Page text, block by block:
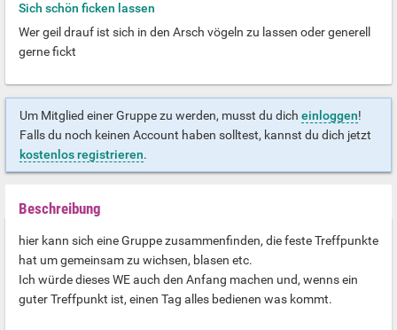
Sich schön ficken lassen
Wer geil drauf ist sich in den Arsch vögeln zu lassen oder generell
gerne fickt
Um Mitglied einer Gruppe zu werden, musst du dich einloggen!
Falls du noch keinen Account haben solltest, kannst du dich jetzt
kostenlos registrieren.
Beschreibung
hier kann sich eine Gruppe zusammenfinden, die feste Treffpunkte
hat um gemeinsam zu wichsen, blasen etc.
Ich würde dieses WE auch den Anfang machen und, wenns ein
guter Treffpunkt ist, einen Tag alles bedienen was kommt.